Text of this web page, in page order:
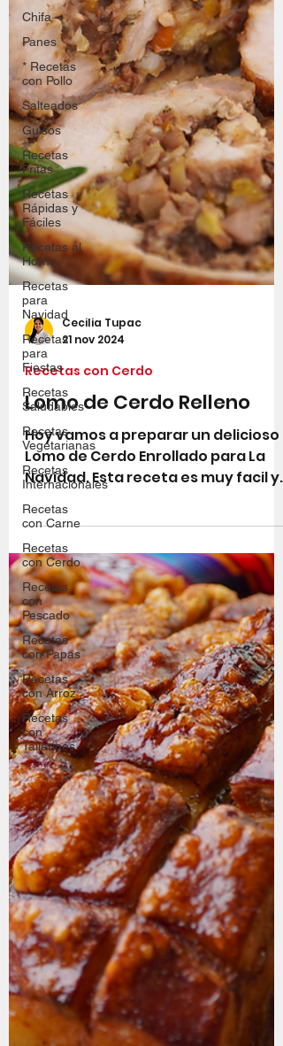
Chifa
Panes
* Recetas
con Pollo
Salteados
Guisos
Recetas
Fritas
Recetas
Rápidas y
Fáciles
Recetas al
Horno
Recetas
para
Navidad
Recetas
para
Fiestas
Recetas
Saludables
Recetas
Vegetarianas
Recetas
Internacionales
Recetas
con Carne
Recetas
con Cerdo
Recetas
con
Pescado
Recetas
con Papas
Recetas
con Arroz
Recetas
con
Tallarines
21 nov 2024
Recetas con Cerdo
Lomo de Cerdo Relleno
Hoy vamos a preparar un delicioso
Lomo de Cerdo Enrollado para La
Navidad. Esta receta es muy facil y
deliciosa pero tiene sus trucos...